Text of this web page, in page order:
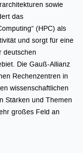
sowie
das
(HPC) als
und sorgt für eine
deutschen
Die Gauß-Allianz
Rechenzentren in
wissenschaftlichen
Stärken und Themen
großes Feld an